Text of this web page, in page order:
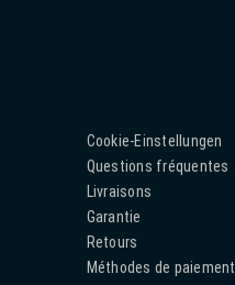
Cookie-Einstellungen
Questions fréquentes
Livraisons
Garantie
Retours
Méthodes de paiement